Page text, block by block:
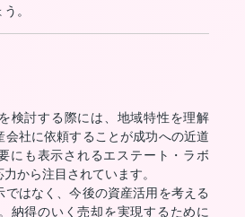
。
検討する際には、地域特性を理解
会社に依頼することが成功への近道
にも表示されるエステート・ラボ
から注目されています。
ではなく、今後の資産活用を考える
納得のいく売却を実現するために